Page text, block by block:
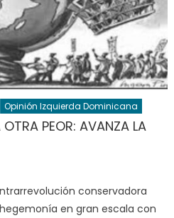
Opinión Izquierda Dominicana
PEOR: AVANZA LA
conservadora
en gran escala con